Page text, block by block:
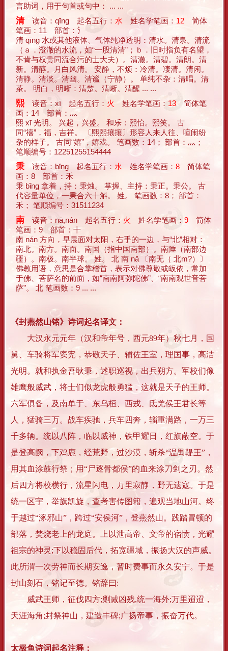
言助词，用于句首或句中： ... ...
清读音：qīng 起名五行： 水 姓名学笔画： 12 简体
笔画：11 部首：氵
清 qīng 水或其他液体、气体纯净透明：清水。清泉。清流
（ａ．澄澈的水流，如“一股清清”；ｂ．旧时指负有名望，
不肯与权贵同流合污的士大夫）。清澈。清碧。清朗。清
新。清醇。月白风清。 安静，不烦：冷清。凄清。清闲。
清静。清淡。清幽。清谧（宁静）。 单纯不杂：清唱。清
茶。 明白，明晰：清楚。清晰。清醒 ... ...
熙 读音：xī 起名五行： 火 姓名学笔画： 13 简体笔
画：14 部首：灬
熙 xī 光明。 兴起，兴盛。 和乐：熙怡。熙笑。 古
同“禧”，福，吉祥。 〔熙熙攘攘〕形容人来人往、喧闹纷
杂的样子。 古同“嬉”，嬉戏。 笔画数：14； 部首：灬；
笔顺编号：12251255154444
秉 读音：bǐng 起名五行： 水 姓名学笔画： 8 简体笔
画：8 部首：禾
秉 bǐng 拿着，持：秉烛。 掌握、主持：秉正。秉公。 古
代容量单位，一秉合六十斛。 姓。 笔画数：8； 部首：
禾； 笔顺编号：31511234
南 读音：nā,nán 起名五行： 火 姓名学笔画： 9 简体
笔画：9 部首：十
南 nán 方向，早晨面对太阳，右手的一边，与“北”相对：
南北。南方。南面。南国（指中国南部）。南陲（南部边
疆）。南极。南半球。 姓。 北 南 nā 〔南无（ 北m?）〕
佛教用语，意思是合掌稽首，表示对佛尊敬或皈依，常加
于佛、菩萨名的前面，如“南南阿弥陀佛”、“南南观世音菩
萨”。 北 笔画数：9 ... ...
《封燕然山铭》诗词起名译文：
大汉永元元年（汉和帝年号，西元89年）秋七月，国
舅、车骑将军窦宪，恭敬天子、辅佐王室，理国事，高洁
光明。就和执金吾耿秉，述职巡视，出兵朔方。军校们像
雄鹰般威武，将士们似龙虎般勇猛，这就是天子的王师。
六军俱备，及南单于、东乌桓、西戎、氐羌侯王君长等
人，猛骑三万。战车疾驰，兵车四奔，辎重满路，一万三
千多辆。统以八阵，临以威神，铁甲耀日，红旗蔽空。于
是登高阙，下鸡鹿，经荒野，过沙漠，斩杀“温禺鞮王”，
用其血涂鼓行祭；用“尸逐骨都侯”的血来涂刀剑之刃。然
后四方将校横行，流星闪电，万里寂静，野无遗寇。于是
统一区宇，举旗凯旋，查考害传图籍，遍观当地山河。终
于越过“涿邪山”，跨过“安侯河”，登燕然山。践踏冒顿的
部落，焚烧老上的龙庭。上以泄高帝、文帝的宿愤，光耀
祖宗的神灵;下以稳固后代，拓宽疆域，振扬大汉的声威。
此所渭一次劳神而长期安逸，暂时费事而永久安宁。于是
封山刻石，铭记至德。铭辞曰:
威武王师，征伐四方;剿减凶残,统一海外;万里迢迢，
天涯海角;封祭神山，建造丰碑;广扬帝事，振奋万代。
太极鱼诗词起名注释：